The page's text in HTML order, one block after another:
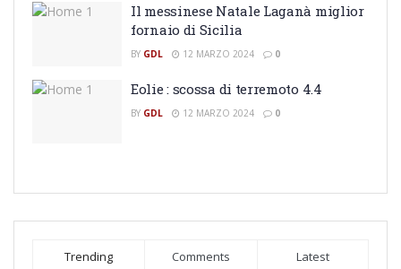
Il messinese Natale Laganà miglior
fornaio di Sicilia
BY GDL 12 MARZO 2024 0
Eolie : scossa di terremoto 4.4
BY GDL 12 MARZO 2024 0
Trending Comments Latest